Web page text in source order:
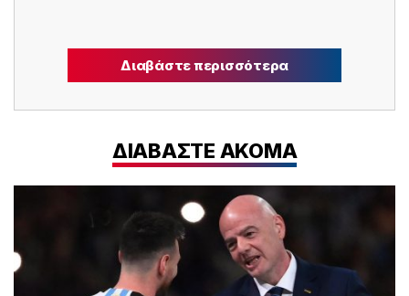
Διαβάστε περισσότερα
ΔΙΑΒΑΣΤΕ ΑΚΟΜΑ